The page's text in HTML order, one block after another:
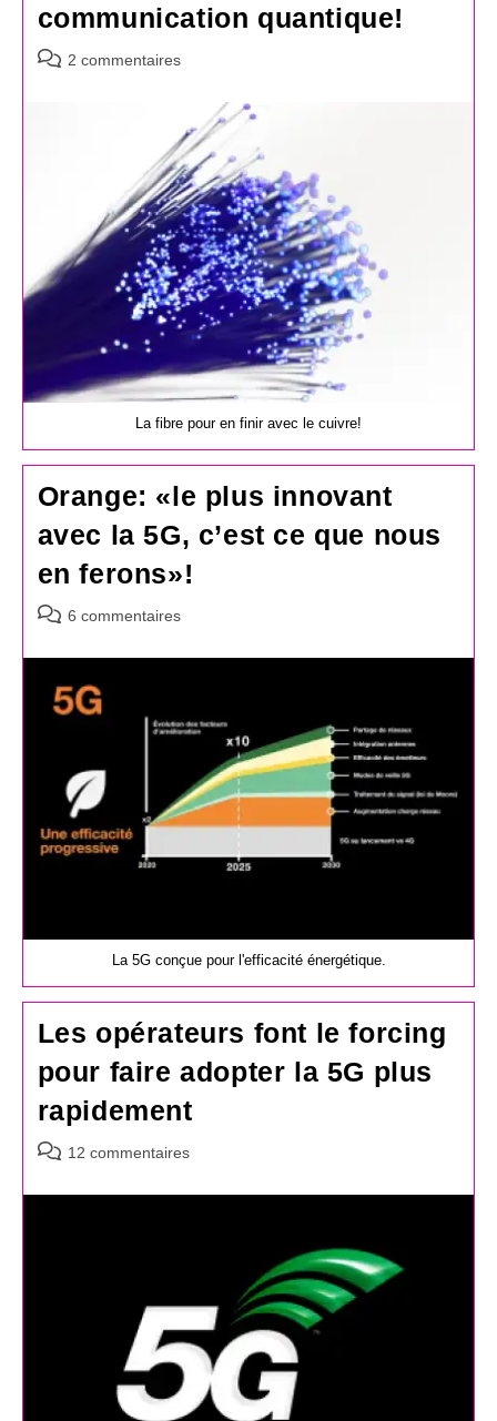
communication quantique!
Commentaires
2 commentaires
La fibre pour en finir avec le cuivre!
Orange: «le plus innovant
avec la 5G, c’est ce que nous
en ferons»!
Commentaires
la
publication :
6 commentaires
La 5G conçue pour l'efficacité énergétique.
Les opérateurs font le forcing
pour faire adopter la 5G plus
rapidement
Commentaires
la
12 commentaires